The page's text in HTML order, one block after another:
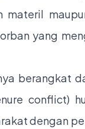
materil
yang
berangkat
conflict)
dengan